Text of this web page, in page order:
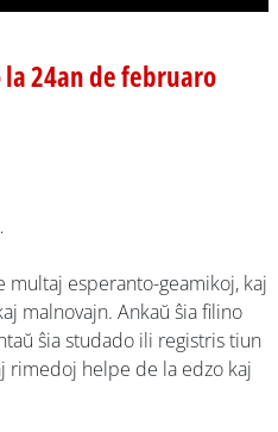
24an de februaro
multaj esperanto-geamikoj, kaj
malnovajn. Ankaŭ ŝia filino
ŝia studado ili registris tiun
rimedoj helpe de la edzo kaj